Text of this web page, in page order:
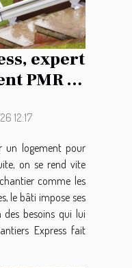
expert
PMR à
12:17
un logement pour
on se rend vite
comme les
le bâti impose ses
besoins qui lui
Express fait